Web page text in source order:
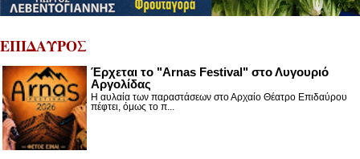
ΕΠΙΔΑΥΡΟΣ
Έρχεται το "Arnas Festival" στο Λυγουριό
Αργολίδας
Η αυλαία των παραστάσεων στο Αρχαίο Θέατρο Επιδαύρου
πέφτει, όμως το π...